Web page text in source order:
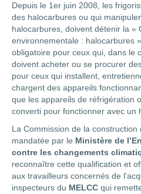
Depuis le 1er juin 2008, les
des halocarbures ou qui
halocarbures, doivent détenir la «
environnementale : halocarbures
obligatoire pour ceux qui, dans le
doivent acheter ou se procurer
pour ceux qui installent,
chargent des appareils
que les appareils de réfrigération
converti pour fonctionner avec un
La Commission de la
mandatée par le Ministère de
contre les changements
reconnaître cette qualification et
aux travailleurs concernés de
inspecteurs du MELCC qui